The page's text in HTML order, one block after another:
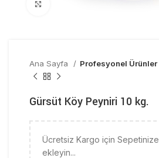
Ana Sayfa Profesyonel Ürünler
Gürsüt Köy Peyniri 10 kg.
Ücretsiz Kargo için Sepetinize
ekleyin...